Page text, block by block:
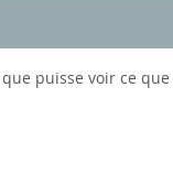
puisse voir ce